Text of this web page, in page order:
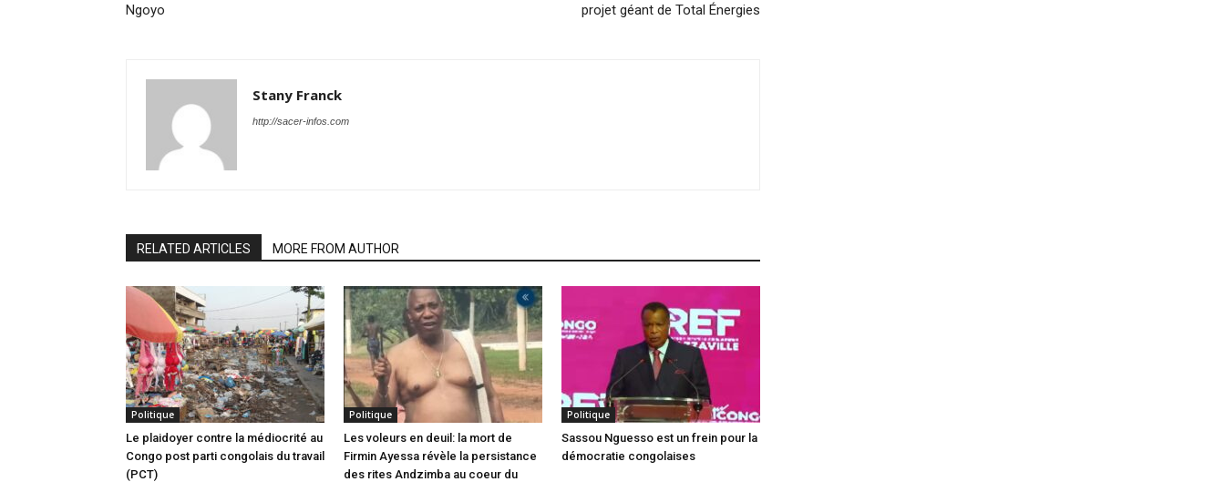
Ngoyo
projet géant de Total Énergies
Stany Franck
http://sacer-infos.com
RELATED ARTICLES MORE FROM AUTHOR
Politique
Le plaidoyer contre la médiocrité au
Congo post parti congolais du travail
(PCT)
Politique
Les voleurs en deuil: la mort de
Firmin Ayessa révèle la persistance
des rites Andzimba au coeur du
Politique
Sassou Nguesso est un frein pour la
démocratie congolaises